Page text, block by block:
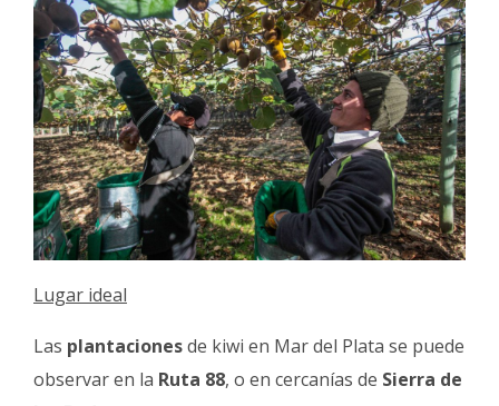
Lugar ideal
Las plantacionesde kiwi en Mar del Plata se puede
observar en la Ruta 88, o en cercanías de Sierra de